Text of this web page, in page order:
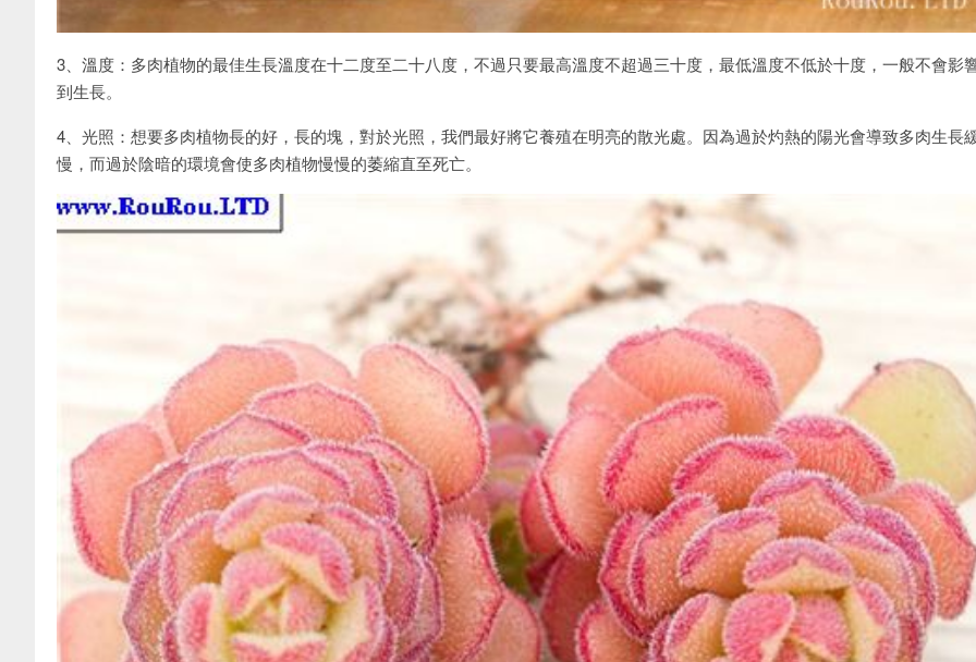
3、溫度：多肉植物的最佳生長溫度在十二度至二十八度，不過只要最高溫度不超過三十度，最低溫度不低於十度，一般不會影
到生長。
4、光照：想要多肉植物長的好，長的塊，對於光照，我們最好將它養殖在明亮的散光處。因為過於灼熱的陽光會導致多肉生長
慢，而過於陰暗的環境會使多肉植物慢慢的萎縮直至死亡。